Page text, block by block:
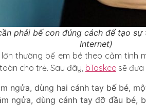
phải bế con đúng cách để tạo
Internet)
thường bế em bé theo cảm tính
cho trẻ. Sau đây, bTaskee sẽ
ngửa, dùng hai cánh tay bế bé,
ngửa, dùng cánh tay đỡ đầu bé,